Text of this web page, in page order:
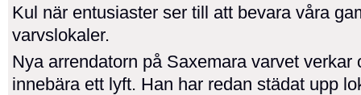
Kul när entusiaster ser till att bevara våra
varvslokaler.
Nya arrendatorn på Saxemara varvet verkar
innebära ett lyft. Han har redan städat upp